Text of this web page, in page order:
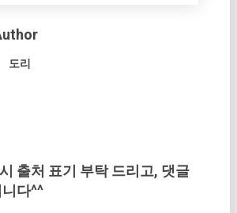
도리
출처 표기 부탁 드리고, 댓글
다^^